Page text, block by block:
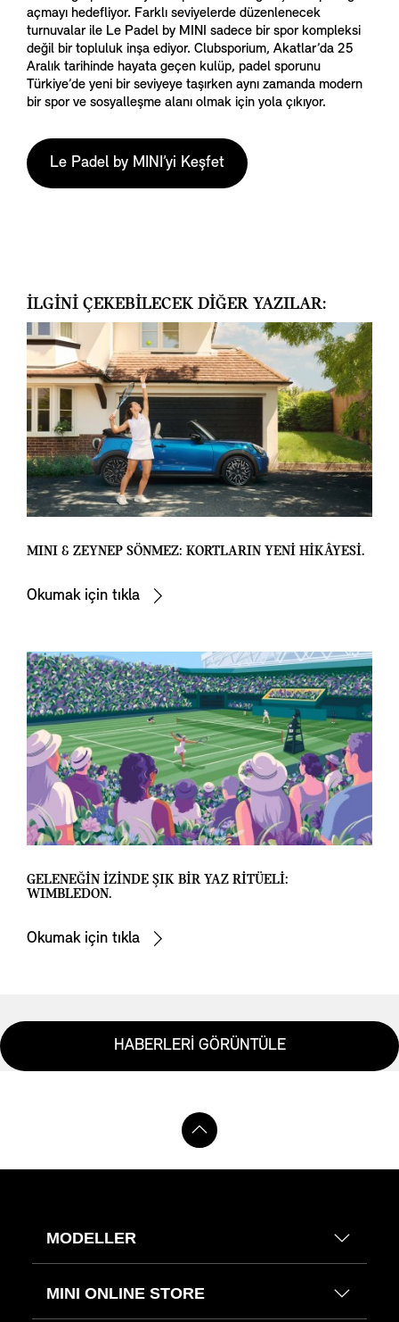
açmayı hedefliyor. Farklı seviyelerde düzenlenecek
turnuvalar ile Le Padel by MINI sadece bir spor kompleksi
değil bir topluluk inşa ediyor. Clubsporium, Akatlar’da 25
Aralık tarihinde hayata geçen kulüp, padel sporunu
Türkiye’de yeni bir seviyeye taşırken aynı zamanda modern
bir spor ve sosyalleşme alanı olmak için yola çıkıyor.
Le Padel by MINI’yi Keşfet
İLGİNİ ÇEKEBİLECEK DİĞER YAZILAR:
MINI & ZEYNEP SÖNMEZ: KORTLARIN YENİ HİKÂYESİ.
Okumak için tıkla
GELENEĞİN İZİNDE ŞIK BİR YAZ RİTÜELİ:
WIMBLEDON.
Okumak için tıkla
HABERLERİ GÖRÜNTÜLE
MODELLER
MINI ONLINE STORE